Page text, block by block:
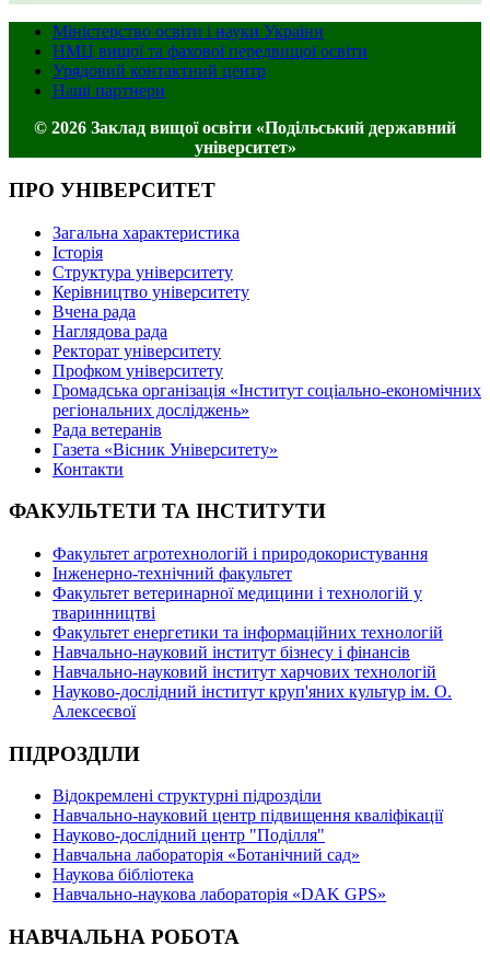
Міністерство освіти і науки України
НМЦ вищої та фахової передвищої освіти
Урядовий контактний центр
Наші партнери
© 2026 Заклад вищої освіти «Подільський державний
університет»
ПРО УНІВЕРСИТЕТ
Загальна характеристика
Історія
Структура університету
Керівництво університету
Вчена рада
Наглядова рада
Ректорат університету
Профком університету
Громадська організація «Інститут соціально-економічних
регіональних досліджень»
Рада ветеранів
Газета «Вісник Університету»
Контакти
ФАКУЛЬТЕТИ ТА ІНСТИТУТИ
Факультет агротехнологій і природокористування
Інженерно-технічний факультет
Факультет ветеринарної медицини і технологій у
тваринництві
Факультет енергетики та інформаційних технологій
Навчально-науковий інститут бізнесу і фінансів
Навчально-науковий інститут харчових технологій
Науково-дослідний інститут круп'яних культур ім. О.
Алексеєвої
ПІДРОЗДІЛИ
Відокремлені структурні підрозділи
Навчально-науковий центр підвищення кваліфікації
Науково-дослідний центр "Поділля"
Навчальна лабораторія «Ботанічний сад»
Наукова бібліотека
Навчально-наукова лабораторія «DAK GPS»
НАВЧАЛЬНА РОБОТА